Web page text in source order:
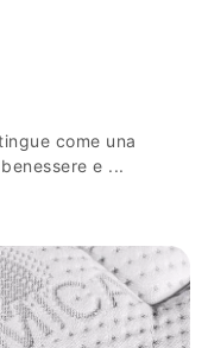
come una
e ...